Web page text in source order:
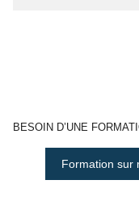
BESOIN D’UNE
Formation sur